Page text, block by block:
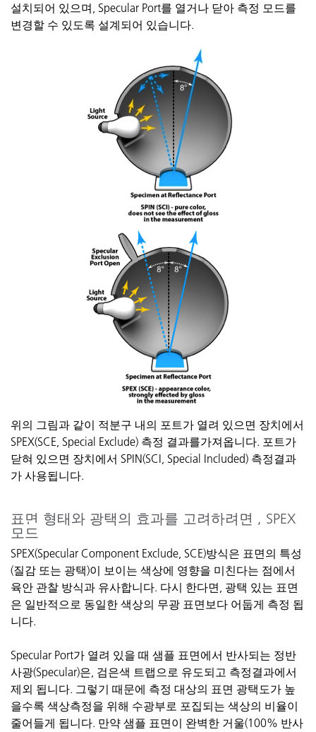
설치되어 있으며, Specular Port를 열거나 닫아 측정 모드를
변경할 수 있도록 설계되어 있습니다.
위의 그림과 같이 적분구 내의 포트가 열려 있으면 장치에서
SPEX(SCE, Special Exclude) 측정 결과를가져옵니다. 포트가
닫혀 있으면 장치에서 SPIN(SCI, Special Included) 측정결과
가 사용됩니다.
표면 형태와 광택의 효과를 고려하려면 , SPEX
모드
SPEX(Specular Component Exclude, SCE)방식은 표면의 특성
(질감 또는 광택)이 보이는 색상에 영향을 미친다는 점에서
육안 관찰 방식과 유사합니다. 다시 한다면, 광택 있는 표면
은 일반적으로 동일한 색상의 무광 표면보다 어둡게 측정 됩
니다.
Specular Port가 열려 있을 때 샘플 표면에서 반사되는 정반
사광(Specular)은, 검은색 트랩으로 유도되고 측정결과에서
제외 됩니다. 그렇기 때문에 측정 대상의 표면 광택도가 높
을수록 색상측정을 위해 수광부로 포집되는 색상의 비율이
줄어들게 됩니다. 만약 샘플 표면이 완벽한 거울(100% 반사